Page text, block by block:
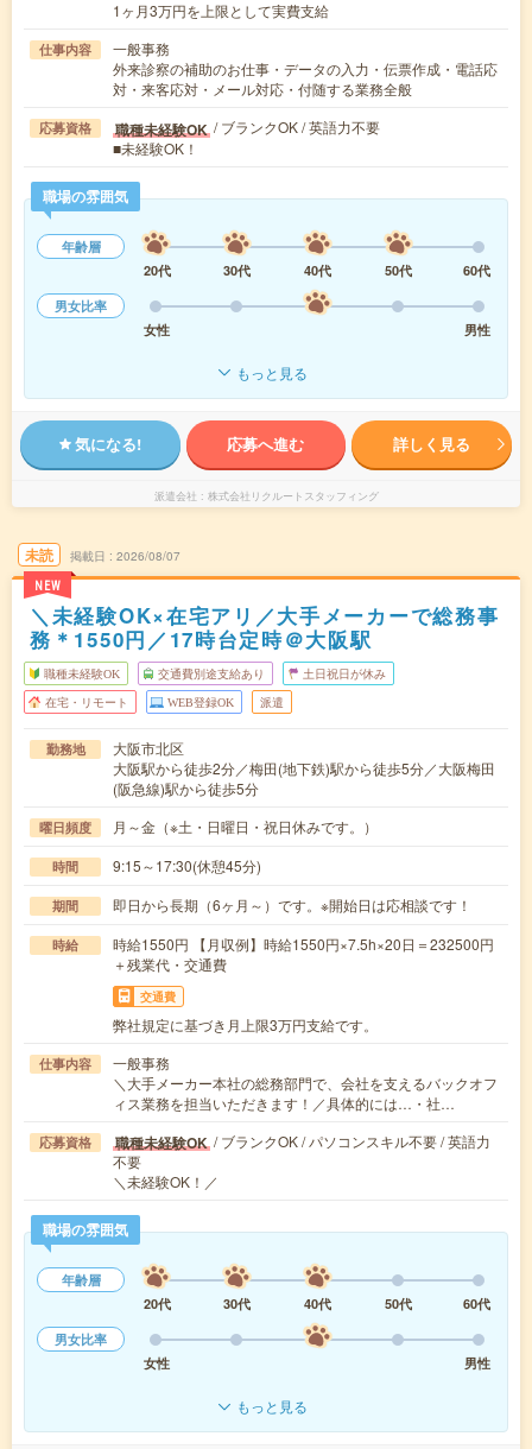
1ヶ月3万円を上限として実費支給
仕事内容
一般事務
外来診察の補助のお仕事・データの入力・伝票作成・電話応
対・来客応対・メール対応・付随する業務全般
応募資格 職種未経験OK / ブランクOK / 英語力不要
■未経験OK！
職場の雰囲気
年齢層
20代
30代 40代 50代
60代
男女比率
女性
男性
もっと見る
気になる! 応募へ進む 詳しく見る
派遣会社 株式会社リクルートスタッフィング
未読
NEW
掲載日 2026/08/07
＼未経験OK×在宅アリ／大手メーカーで総務事
務＊1550円／17時台定時＠大阪駅
職種未経験OK 交通費別途支給あり 土日祝日が休み
在宅・リモート WEB登録OK 派遣
勤務地
大阪市北区
大阪駅から徒歩2分／梅田(地下鉄)駅から徒歩5分／大阪梅田
(阪急線)駅から徒歩5分
曜日頻度 月～金（※土・日曜日・祝日休みです。）
時間 9:15～17:30(休憩45分)
期間 即日から長期（6ヶ月～）です。※開始日は応相談です！
時給
時給1550円 【月収例】時給1550円×7.5h×20日＝232500円
＋残業代・交通費
交通費
弊社規定に基づき月上限3万円支給です。
仕事内容
一般事務
＼大手メーカー本社の総務部門で、会社を支えるバックオフ
ィス業務を担当いただきます！／具体的には…・社…
応募資格 職種未経験OK / ブランクOK / パソコンスキル不要 / 英語力
不要
＼未経験OK！／
職場の雰囲気
年齢層
20代
30代 40代 50代
60代
男女比率
女性
男性
もっと見る